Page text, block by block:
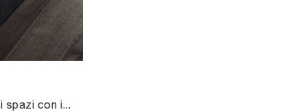
Desideri arricchire i tuoi spazi con i Complementi Pianca? Ti presentiamo differenti modelli di pouf in ecopelle come Cubo Pouf.